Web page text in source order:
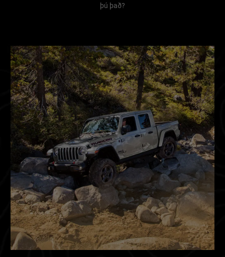
þú það?